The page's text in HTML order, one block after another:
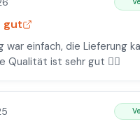
gut
war einfach, die Lieferung
Qualität ist sehr gut 👍🏻